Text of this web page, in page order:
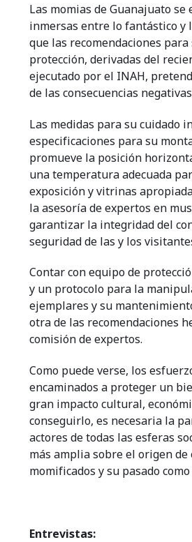
Las momias de Guanajuato se
inmersas entre lo fantástico y
que las recomendaciones
protección, derivadas del
ejecutado por el INAH,
de las consecuencias
Las medidas para su cuidado
especificaciones para su
promueve la posición
una temperatura adecuada
exposición y vitrinas
la asesoría de expertos en
garantizar la integridad del
seguridad de las y los
Contar con equipo de
y un protocolo para la
ejemplares y su
otra de las recomendaciones
comisión de expertos.
Como puede verse, los
encaminados a proteger un
gran impacto cultural,
conseguirlo, es necesaria la
actores de todas las esferas
más amplia sobre el origen de
momificados y su pasado
Entrevistas: